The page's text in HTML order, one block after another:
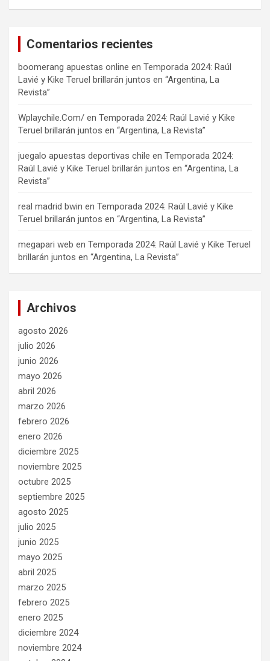
Comentarios recientes
boomerang apuestas online en Temporada 2024: Raúl
Lavié y Kike Teruel brillarán juntos en “Argentina, La
Revista”
Wplaychile.Com/ en Temporada 2024: Raúl Lavié y Kike
Teruel brillarán juntos en “Argentina, La Revista”
juegalo apuestas deportivas chile en Temporada 2024:
Raúl Lavié y Kike Teruel brillarán juntos en “Argentina, La
Revista”
real madrid bwin en Temporada 2024: Raúl Lavié y Kike
Teruel brillarán juntos en “Argentina, La Revista”
megapari web en Temporada 2024: Raúl Lavié y Kike Teruel
brillarán juntos en “Argentina, La Revista”
Archivos
agosto 2026
julio 2026
junio 2026
mayo 2026
abril 2026
marzo 2026
febrero 2026
enero 2026
diciembre 2025
noviembre 2025
octubre 2025
septiembre 2025
agosto 2025
julio 2025
junio 2025
mayo 2025
abril 2025
marzo 2025
febrero 2025
enero 2025
diciembre 2024
noviembre 2024